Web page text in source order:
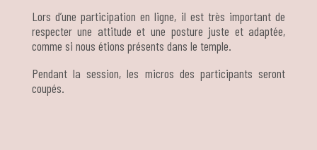
Lors d’une participation en ligne, il est très important de
respecter une attitude et une posture juste et adaptée,
comme si nous étions présents dans le temple.
Pendant la session, les micros des participants seront
coupés.